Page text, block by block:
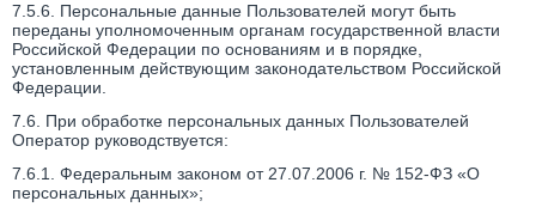
7.5.6. Персональные данные Пользователей могут быть
переданы уполномоченным органам государственной власти
Российской Федерации по основаниям и в порядке,
установленным действующим законодательством Российской
Федерации.
7.6. При обработке персональных данных Пользователей
Оператор руководствуется:
7.6.1. Федеральным законом от 27.07.2006 г. № 152-ФЗ «О
персональных данных»;